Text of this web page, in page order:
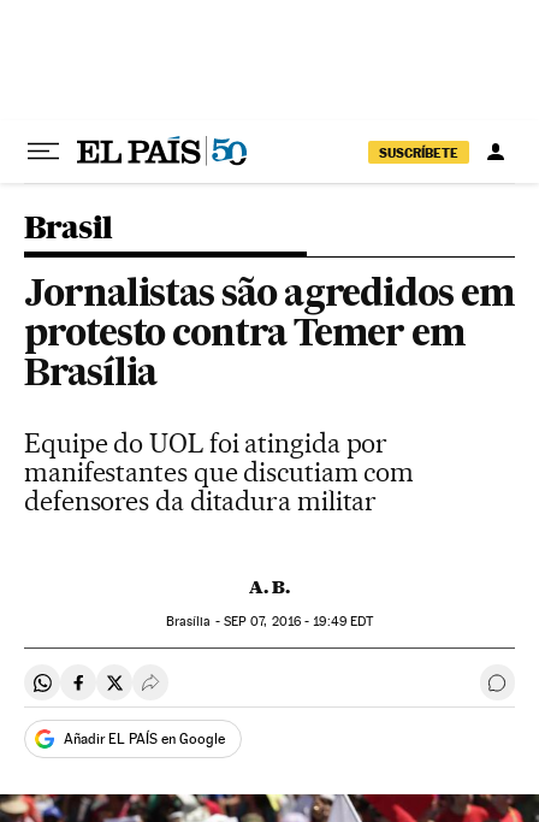
SUSCRÍBETE
Brasil
Jornalistas são agredidos em
protesto contra Temer em
Brasília
Equipe do UOL foi atingida por
manifestantes que discutiam com
defensores da ditadura militar
A. B.
Brasília - SEP 07, 2016 - 19:49EDT
Compartir en Whatsapp
Compartir en Facebook
Compartir en Twitter
Desplegar Redes Sociales
Añadir EL PAÍS en Google